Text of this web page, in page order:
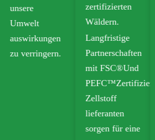
unsere
Umwelt
auswirkungen
zu verringern.
zertifizierten
Wäldern.
Langfristige
Partnerschaften
mit FSC®Und
PEFC™Zertifizierte
Zellstoff
lieferanten
sorgen für eine